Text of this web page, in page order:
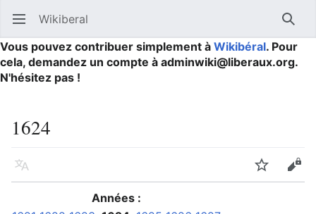
Ouvrir le menu principal Wikiberal
Vous pouvez contribuer simplement à Wikibéral. Pour
cela, demandez un compte à adminwiki@liberaux.org.
N'hésitez pas !
1624
Langue Suivre
Années :